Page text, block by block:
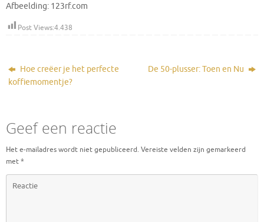
Afbeelding: 123rf.com
Post Views:4.438
Hoe creëer je het perfecte
koffiemomentje?
De 50-plusser: Toen en Nu
Geef een reactie
Het e-mailadres wordt niet gepubliceerd. Vereiste velden zijn gemarkeerd
met*